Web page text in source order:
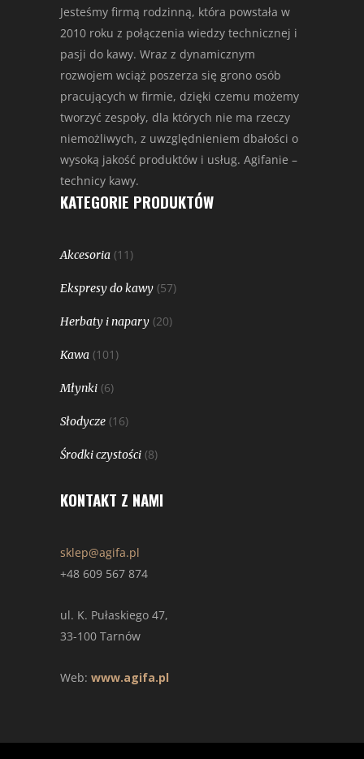
Jesteśmy firmą rodzinną, która powstała w
2010 roku z połączenia wiedzy technicznej i
pasji do kawy. Wraz z dynamicznym
rozwojem wciąż poszerza się grono osób
pracujących w firmie, dzięki czemu możemy
tworzyć zespoły, dla których nie ma rzeczy
niemożliwych, z uwzględnieniem dbałości o
wysoką jakość produktów i usług. Agifanie –
technicy kawy.
KATEGORIE PRODUKTÓW
Akcesoria (11)
Ekspresy do kawy (57)
Herbaty i napary (20)
Kawa (101)
Młynki (6)
Słodycze (16)
Środki czystości (8)
KONTAKT Z NAMI
sklep@agifa.pl
+48 609 567 874
ul. K. Pułaskiego 47,
33-100 Tarnów
Web: www.agifa.pl